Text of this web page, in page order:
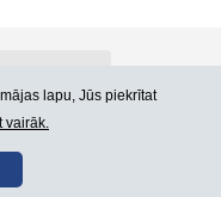
noteikumi
lapu, Jūs piekrītat
vairāk.